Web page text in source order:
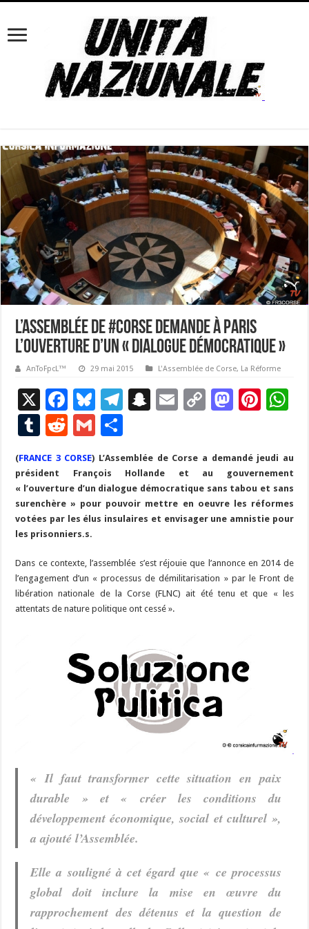
L’Assemblée de #Corse demande à Paris
l’ouverture d’un « dialogue démocratique »
AnToFpcL™ 29 mai 2015 L'Assemblée de Corse, La Réforme
X
F
ac
e
b
o
o
k
Bl
u
es
ky
T
gr
a
m
S
p
c
h
E
l
C
y
Li
n
M
d
o
n
Pi
es
t
p
p
T
m
bl
r
R
d
di
t
G
ai
l
ar
ta
g
er
(FRANCE 3 CORSE) L’Assemblée de Corse a demandé jeudi au
président François Hollande et au gouvernement
« l’ouverture d’un dialogue démocratique sans tabou et sans
surenchère » pour pouvoir mettre en oeuvre les réformes
votées par les élus insulaires et envisager une amnistie pour
les prisonniers.s.
Dans ce contexte, l’assemblée s’est réjouie que l’annonce en 2014 de
l’engagement d’un « processus de démilitarisation » par le Front de
libération nationale de la Corse (FLNC) ait été tenu et que « les
attentats de nature politique ont cessé ».
« Il faut transformer cette situation en paix
durable » et « créer les conditions du
développement économique, social et culturel »,
a ajouté l’Assemblée.
Elle a souligné à cet égard que « ce processus
global doit inclure la mise en œuvre du
rapprochement des détenus et la question de